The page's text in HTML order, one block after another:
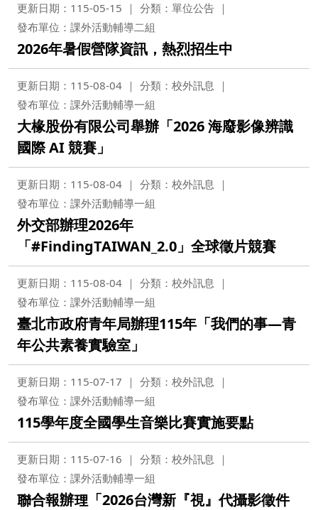
更新日期：115-05-15
分類：單位公告
發布單位：課外活動輔導二組
2026年暑假營隊資訊，熱烈招生中
更新日期：115-08-04
分類：校外訊息
發布單位：課外活動輔導一組
大椽股份有限公司舉辦「2026 海廢影像辨識
國際 AI 競賽」
更新日期：115-08-04
分類：校外訊息
發布單位：課外活動輔導一組
外交部辦理2026年
「#FindingTAIWAN_2.0」全球徵片競賽
更新日期：115-08-04
分類：校外訊息
發布單位：課外活動輔導一組
臺北市政府青年局辦理115年「我們的事—青
年公共素養實驗室」
更新日期：115-07-17
分類：校外訊息
發布單位：課外活動輔導一組
115學年度全國學生音樂比賽實施要點
更新日期：115-07-16
分類：校外訊息
發布單位：課外活動輔導一組
聯合報辦理「2026台灣新『視』代攝影徵件